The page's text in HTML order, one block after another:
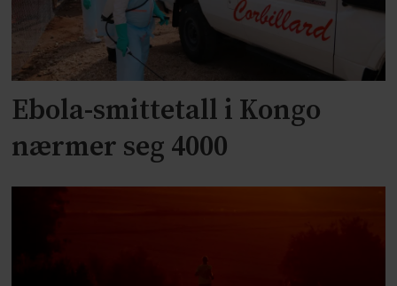
Ebola-smittetall i Kongo
nærmer seg 4000